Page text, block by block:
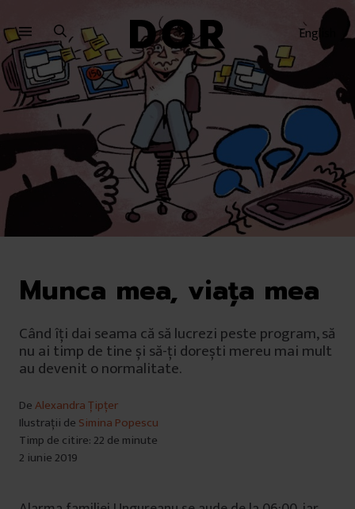
la
meniu
la
conținut
English
Munca mea, viața mea
Când îți dai seama că să lucrezi peste program, să
nu ai timp de tine și să-ți dorești mereu mai mult
au devenit o normalitate.
DeAlexandra Țipțer
Ilustrații de Simina Popescu
Timp de citire: 22 de minute
2 iunie 2019